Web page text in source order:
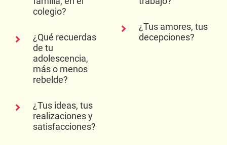
colegio?
¿Qué recuerdas
de tu
adolescencia,
más o menos
rebelde?
¿Tus ideas, tus
realizaciones y
satisfacciones?
¿Tus amores, tus
decepciones?